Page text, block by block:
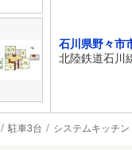
石川県野々市
北陸鉄道石川
駐車3台 システムキッチン